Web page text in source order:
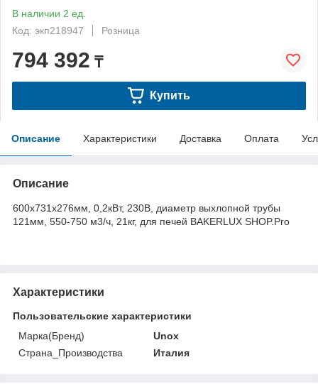
В наличии 2 ед.
Код: экп218947
Розница
794 392 ₸
Купить
Описание Характеристики Доставка Оплата
Описание
600x731x276мм, 0,2кВт, 230В, диаметр выхлопной трубы
121мм, 550-750 м3/ч, 21кг, для печей BAKERLUX SHOP.Pro
Характеристики
Пользовательские характеристики
Марка(Бренд)
Unox
Страна_Производства
Италия